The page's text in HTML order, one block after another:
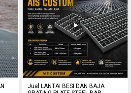
Jual LANTAI BESI DAN BAJA